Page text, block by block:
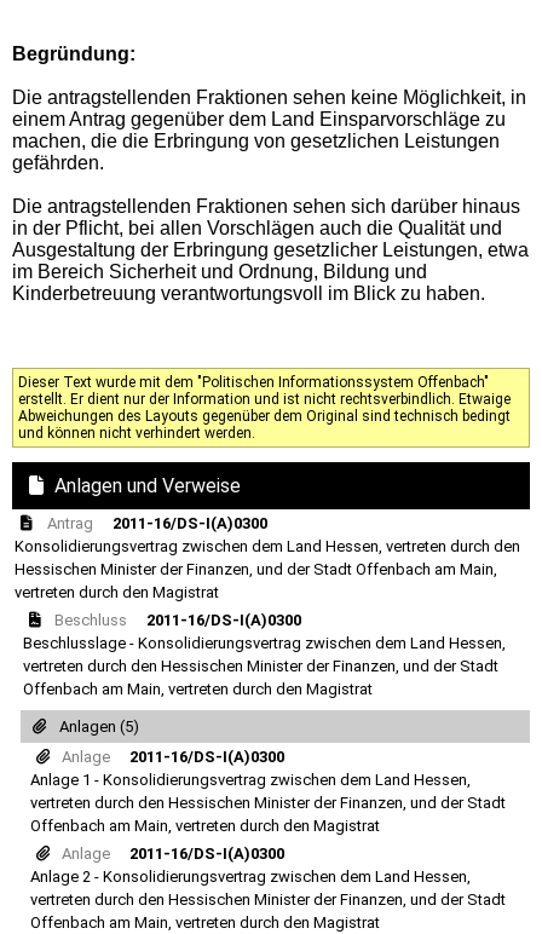
Begründung:
Die antragstellenden Fraktionen sehen keine Möglichkeit, in
einem Antrag gegenüber dem Land Einsparvorschläge zu
machen, die die Erbringung von gesetzlichen Leistungen
gefährden.
Die antragstellenden Fraktionen sehen sich darüber hinaus
in der Pflicht, bei allen Vorschlägen auch die Qualität und
Ausgestaltung der Erbringung gesetzlicher Leistungen, etwa
im Bereich Sicherheit und Ordnung, Bildung und
Kinderbetreuung verantwortungsvoll im Blick zu haben.
Dieser Text wurde mit dem "Politischen Informationssystem Offenbach"
erstellt. Er dient nur der Information und ist nicht rechtsverbindlich. Etwaige
Abweichungen des Layouts gegenüber dem Original sind technisch bedingt
und können nicht verhindert werden.
Anlagen und Verweise
Antrag
2011-16/DS-I(A)0300
Konsolidierungsvertrag zwischen dem Land Hessen, vertreten durch den
Hessischen Minister der Finanzen, und der Stadt Offenbach am Main,
vertreten durch den Magistrat
Beschluss
2011-16/DS-I(A)0300
Beschlusslage - Konsolidierungsvertrag zwischen dem Land Hessen,
vertreten durch den Hessischen Minister der Finanzen, und der Stadt
Offenbach am Main, vertreten durch den Magistrat
Anlagen (5)
Anlage
2011-16/DS-I(A)0300
Anlage 1 - Konsolidierungsvertrag zwischen dem Land Hessen,
vertreten durch den Hessischen Minister der Finanzen, und der Stadt
Offenbach am Main, vertreten durch den Magistrat
Anlage
2011-16/DS-I(A)0300
Anlage 2 - Konsolidierungsvertrag zwischen dem Land Hessen,
vertreten durch den Hessischen Minister der Finanzen, und der Stadt
Offenbach am Main, vertreten durch den Magistrat